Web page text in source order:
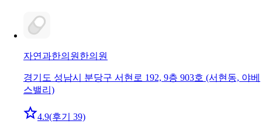
자연과한의원 한의원
경기도 성남시 분당구 서현로 192, 9층 903호 (서현동, 야베
스밸리)
4.9(후기 39)